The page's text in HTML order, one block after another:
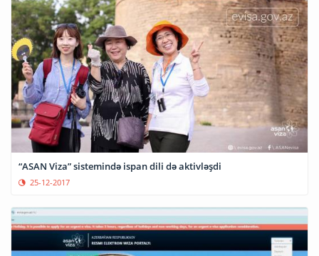
“ASAN Viza” sistemində ispan dili də aktivləşdi
25-12-2017